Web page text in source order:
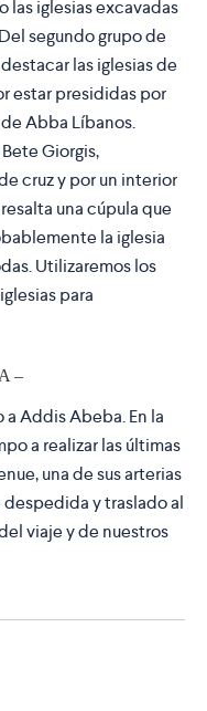
las iglesias excavadas
segundo grupo de
las iglesias de
estar presididas por
Abba Líbanos.
Giorgis,
cruz y por un interior
una cúpula que
la iglesia
Utilizaremos los
para
–
Addis Abeba. En la
a realizar las últimas
una de sus arterias
y traslado al
viaje y de nuestros